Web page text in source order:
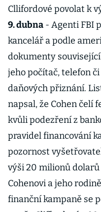
Cllifordové povolat k
9. dubna - Agenti FBI
kancelář a podle
dokumenty
jeho počítač, telefon
daňových přiznání.
napsal, že Cohen čelí
kvůli podezření z
pravidel financování
pozornost
výši 20 milionů
Cohenovi a jeho
finanční kampaně se